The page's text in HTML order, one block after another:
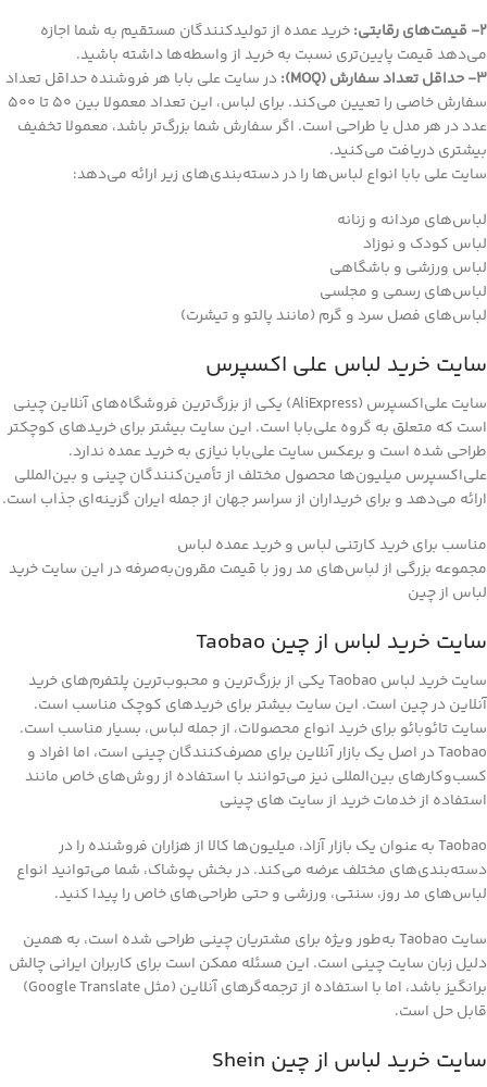
2- قیمت‌های رقابتی:
خرید عمده از تولیدکنندگان مستقیم به شما اجازه
می‌دهد قیمت پایین‌تری نسبت به خرید از واسطه‌ها داشته باشید.
3- حداقل تعداد سفارش (MOQ):
در سایت علی بابا هر فروشنده حداقل تعداد
سفارش خاصی را تعیین می‌کند. برای لباس، این تعداد معمولا بین 50 تا 500
عدد در هر مدل یا طراحی است. اگر سفارش شما بزرگ‌تر باشد، معمولا تخفیف
بیشتری دریافت می‌کنید.
سایت علی ‌بابا انواع لباس‌ها را در دسته‌بندی‌های زیر ارائه می‌دهد:
لباس‌های مردانه و زنانه
لباس کودک و نوزاد
لباس ورزشی و باشگاهی
لباس‌های رسمی و مجلسی
لباس‌های فصل سرد و گرم (مانند پالتو و تیشرت)
سایت خرید لباس علی اکسپرس
سایت علی‌اکسپرس (AliExpress) یکی از بزرگ‌ترین فروشگاه‌های آنلاین چینی
است که متعلق به گروه علی‌بابا است. این سایت بیشتر برای خریدهای کوچکتر
طراحی شده است و برعکس سایت علی‌بابا نیازی به خرید عمده ندارد.
علی‌اکسپرس میلیون‌ها محصول مختلف از تأمین‌کنندگان چینی و بین‌المللی
ارائه می‌دهد و برای خریداران از سراسر جهان از جمله ایران گزینه‌ای جذاب است.
مناسب برای خرید کارتنی لباس و خرید عمده لباس
مجموعه بزرگی از لباس‌های مد روز با قیمت مقرون‌به‌صرفه در این سایت خرید
لباس از چین
سایت خرید لباس از چین Taobao
سایت خرید لباس Taobao یکی از بزرگ‌ترین و محبوب‌ترین پلتفرم‌های خرید
آنلاین در چین است. این سایت بیشتر برای خریدهای کوچک مناسب است.
سایت تائوبائو برای خرید انواع محصولات، از جمله لباس، بسیار مناسب است.
Taobao در اصل یک بازار آنلاین برای مصرف‌کنندگان چینی است، اما افراد و
کسب‌وکارهای بین‌المللی نیز می‌توانند با استفاده از روش‌های خاص مانند
استفاده از خدمات خرید از سایت های چینی
Taobao به عنوان یک بازار آزاد، میلیون‌ها کالا از هزاران فروشنده را در
دسته‌بندی‌های مختلف عرضه می‌کند. در بخش پوشاک، شما می‌توانید انواع
لباس‌های مد روز، سنتی، ورزشی و حتی طراحی‌های خاص را پیدا کنید.
سایت Taobao به‌طور ویژه برای مشتریان چینی طراحی شده است، به همین
دلیل زبان سایت چینی است. این مسئله ممکن است برای کاربران ایرانی چالش
‌برانگیز باشد، اما با استفاده از ترجمه‌گرهای آنلاین (مثل Google Translate)
قابل حل است.
سایت خرید لباس از چین Shein